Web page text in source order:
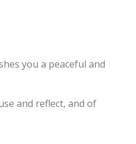
you a peaceful and
and reflect, and of